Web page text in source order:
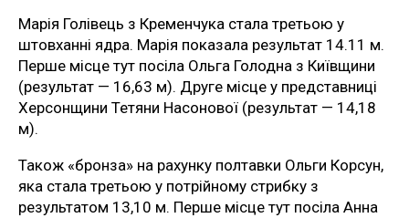
Марія Голівець з Кременчука стала третьою у
штовханні ядра. Марія показала результат 14.11 м.
Перше місце тут посіла Ольга Голодна з Київщини
(результат — 16,63 м). Друге місце у представниці
Херсонщини Тетяни Насонової (результат — 14,18
м).
Також «бронза» на рахунку полтавки Ольги Корсун,
яка стала третьою у потрійному стрибку з
результатом 13,10 м. Перше місце тут посіла Анна